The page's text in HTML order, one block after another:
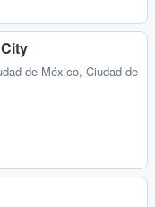
de México, Ciudad de